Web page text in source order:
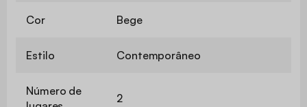
Cor Bege
Estilo Contemporâneo
Número de
2